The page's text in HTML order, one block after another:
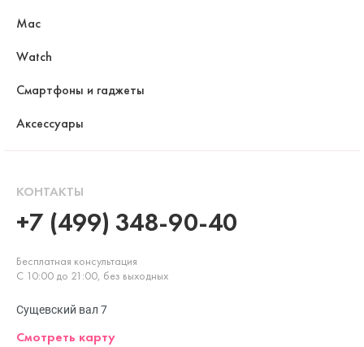
Mac
Watch
Смартфоны и гаджеты
Аксессуары
КОНТАКТЫ
+7 (499) 348-90-40
Бесплатная консультация
С 10:00 до 21:00, без выходных
Сущевский вал 7
Смотреть карту